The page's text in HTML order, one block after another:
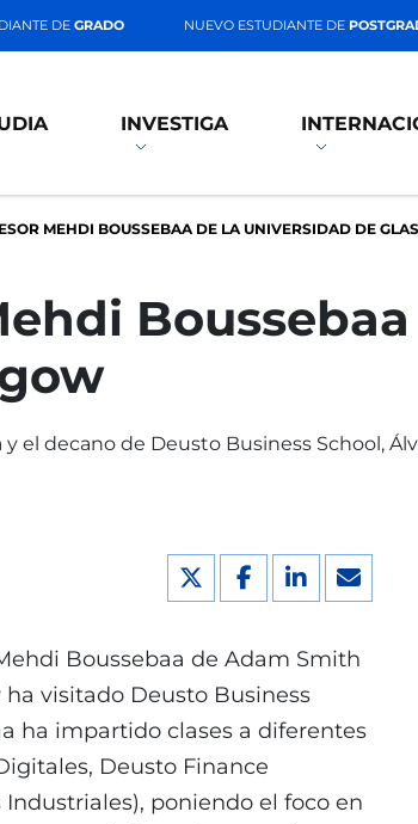
DEGRADO NUEVO ESTUDIANTE DE
INVESTIGA
MEHDI BOUSSEBAA DE LA UNIVERSIDAD DE
Boussebaa de Adam Smith
visitado Deusto Business
ha impartido clases a diferentes
Deusto Finance
poniendo el foco en